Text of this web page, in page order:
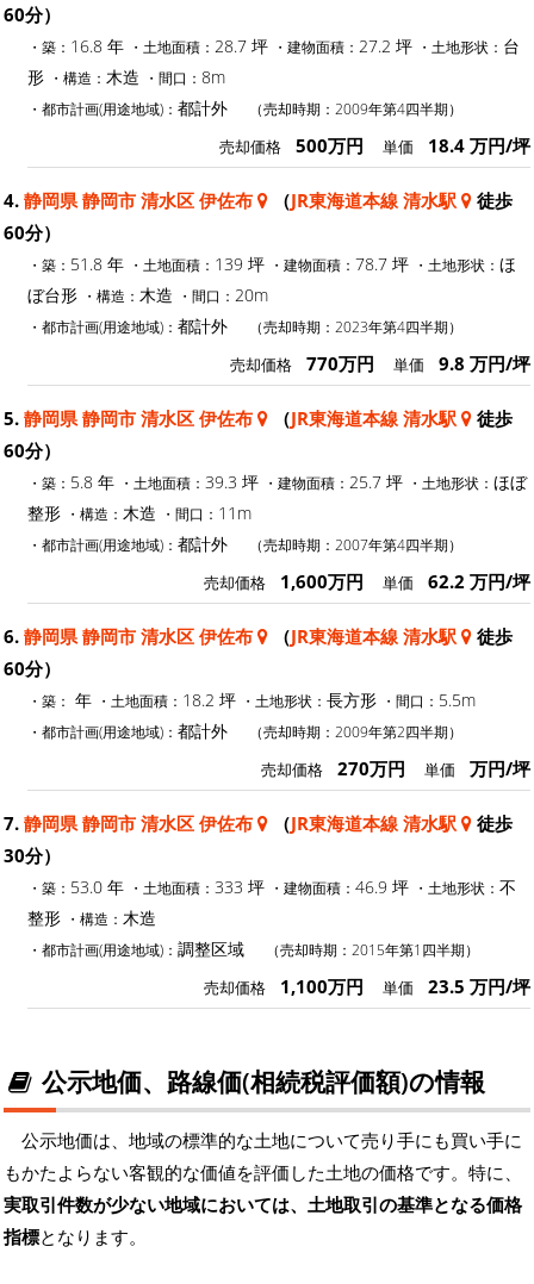
60分）
・築： 16.8 年 ・土地面積： 28.7 坪 ・建物面積： 27.2 坪 ・土地形状： 台
形 ・構造： 木造 ・間口： 8m
・都市計画(用途地域)： 都計外 （売却時期：2009年第4四半期）
売却価格 500万円 単価 18.4 万円/坪
4. 静岡県 静岡市 清水区 伊佐布 （JR東海道本線 清水駅
徒歩
60分）
・築： 51.8 年 ・土地面積： 139 坪 ・建物面積： 78.7 坪 ・土地形状： ほ
ぼ台形 ・構造： 木造 ・間口： 20m
・都市計画(用途地域)： 都計外 （売却時期：2023年第4四半期）
売却価格 770万円 単価 9.8 万円/坪
5. 静岡県 静岡市 清水区 伊佐布 （JR東海道本線 清水駅
徒歩
60分）
・築： 5.8 年 ・土地面積： 39.3 坪 ・建物面積： 25.7 坪 ・土地形状： ほぼ
整形 ・構造： 木造 ・間口： 11m
・都市計画(用途地域)： 都計外 （売却時期：2007年第4四半期）
売却価格 1,600万円 単価 62.2 万円/坪
6. 静岡県 静岡市 清水区 伊佐布 （JR東海道本線 清水駅
徒歩
60分）
・築： 年 ・土地面積： 18.2 坪 ・土地形状： 長方形 ・間口： 5.5m
・都市計画(用途地域)： 都計外 （売却時期：2009年第2四半期）
売却価格 270万円 単価 万円/坪
7. 静岡県 静岡市 清水区 伊佐布 （JR東海道本線 清水駅
徒歩
30分）
・築： 53.0 年 ・土地面積： 333 坪 ・建物面積： 46.9 坪 ・土地形状： 不
整形 ・構造： 木造
・都市計画(用途地域)： 調整区域 （売却時期：2015年第1四半期）
売却価格 1,100万円 単価 23.5 万円/坪
公示地価、路線価(相続税評価額)の情報
公示地価は、地域の標準的な土地について売り手にも買い手に
もかたよらない客観的な価値を評価した土地の価格です。特に、
実取引件数が少ない地域においては、土地取引の基準となる価格
指標となります。